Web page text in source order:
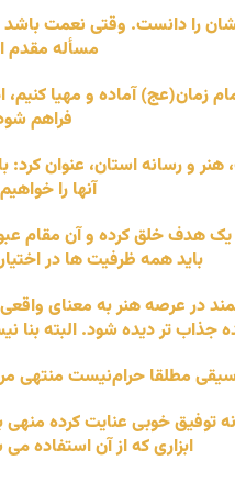
را دانست. وقتی نعمت
مسأله
زمان(عج) آماده و مهیا
فراهم
رسانه استان، عنوان کرد:
آنها را
هدف خلق کرده و آن مقام
باید همه ظرفیت ها در
در عرصه هنر به معنای
جذاب تر دیده شود. البته
مطلقا حرام‌نیست منتهی
توفیق خوبی عنایت کرده
ابزاری که از آن استفاده